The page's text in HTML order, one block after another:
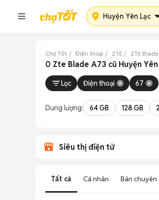
Huyện Yên Lạc
Chợ Tốt Điện thoại ZTE ZTE
0 Zte Blade A73 cũ Huyện
Lọc Điện thoại 67
Dung lượng: 64 GB 128 GB
Siêu thị điện tử
Tất cả Cá nhân Bán chuyên